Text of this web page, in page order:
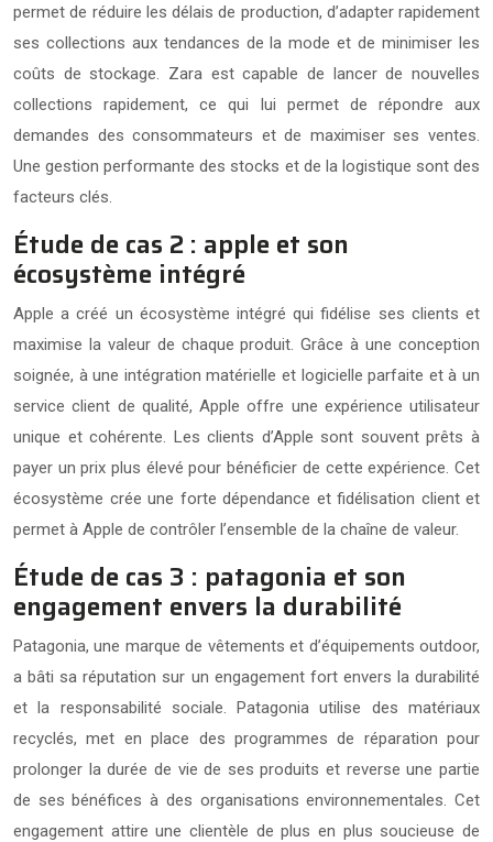
permet de réduire les délais de production, d’adapter rapidement
ses collections aux tendances de la mode et de minimiser les
coûts de stockage. Zara est capable de lancer de nouvelles
collections rapidement, ce qui lui permet de répondre aux
demandes des consommateurs et de maximiser ses ventes.
Une gestion performante des stocks et de la logistique sont des
facteurs clés.
Étude de cas 2 : apple et son
écosystème intégré
Apple a créé un écosystème intégré qui fidélise ses clients et
maximise la valeur de chaque produit. Grâce à une conception
soignée, à une intégration matérielle et logicielle parfaite et à un
service client de qualité, Apple offre une expérience utilisateur
unique et cohérente. Les clients d’Apple sont souvent prêts à
payer un prix plus élevé pour bénéficier de cette expérience. Cet
écosystème crée une forte dépendance et fidélisation client et
permet à Apple de contrôler l’ensemble de la chaîne de valeur.
Étude de cas 3 : patagonia et son
engagement envers la durabilité
Patagonia, une marque de vêtements et d’équipements outdoor,
a bâti sa réputation sur un engagement fort envers la durabilité
et la responsabilité sociale. Patagonia utilise des matériaux
recyclés, met en place des programmes de réparation pour
prolonger la durée de vie de ses produits et reverse une partie
de ses bénéfices à des organisations environnementales. Cet
engagement attire une clientèle de plus en plus soucieuse de